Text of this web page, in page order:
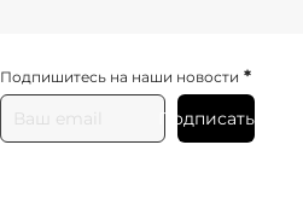
Подпишитесь на наши новости *
Подписаться